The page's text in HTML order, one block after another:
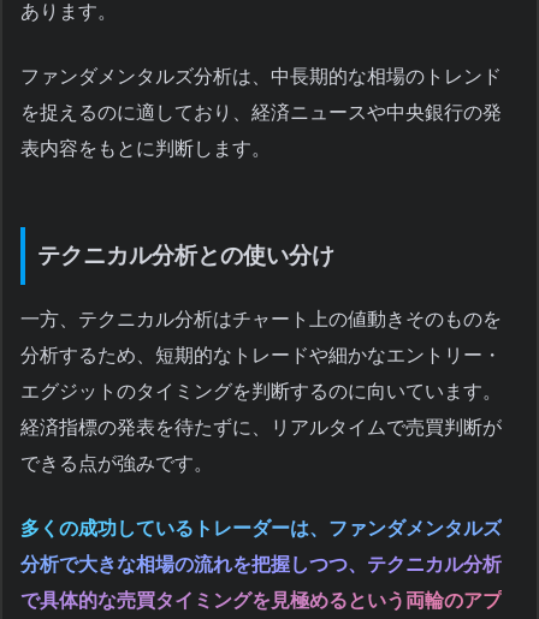
あります。
ファンダメンタルズ分析は、中長期的な相場のトレンド
を捉えるのに適しており、経済ニュースや中央銀行の発
表内容をもとに判断します。
テクニカル分析との使い分け
一方、テクニカル分析はチャート上の値動きそのものを
分析するため、短期的なトレードや細かなエントリー・
エグジットのタイミングを判断するのに向いています。
経済指標の発表を待たずに、リアルタイムで売買判断が
できる点が強みです。
多くの成功しているトレーダーは、ファンダメンタルズ
分析で大きな相場の流れを把握しつつ、テクニカル分析
で具体的な売買タイミングを見極めるという両輪のアプ